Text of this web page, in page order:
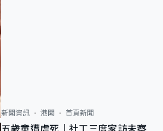
新聞資訊 港聞 首頁新聞
五歲童遭虐死｜社工三度家訪未察